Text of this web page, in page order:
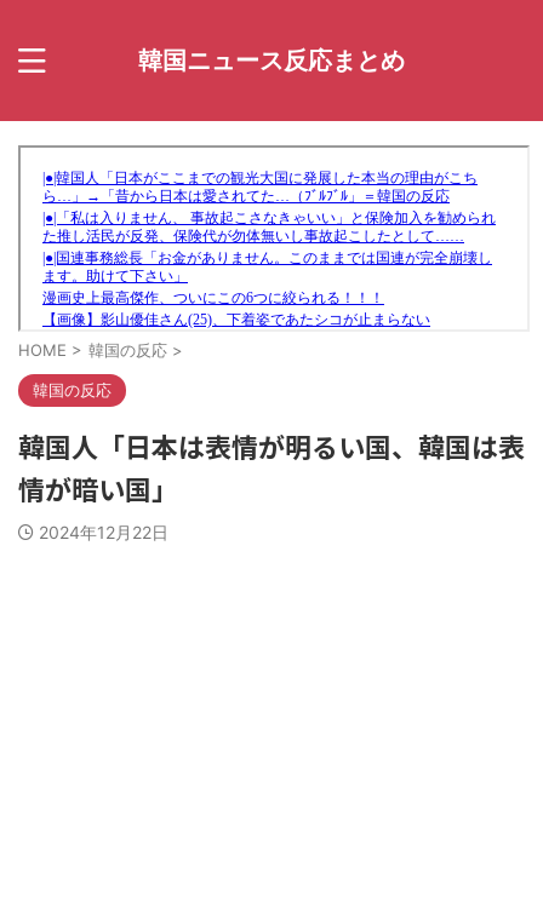
韓国ニュース反応まとめ
HOME > 韓国の反応 >
韓国の反応
韓国人「日本は表情が明るい国、韓国は表
情が暗い国」
2024年12月22日